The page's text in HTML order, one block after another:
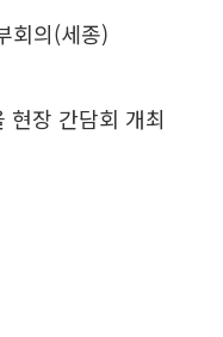
회의(세종)
장 간담회 개최